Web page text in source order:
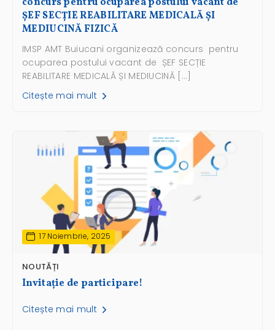
ȘEF SECȚIE REABILITARE MEDICALĂ ȘI
MEDIUCINĂ FIZICĂ
IMSP AMT Buiucani organizează concurs pentru
ocuparea postului vacant de ȘEF SECȚIE
REABILITARE MEDICALĂ ȘI MEDIUCINĂ […]
Citește mai mult
17 Noiembrie, 2025
NOUTĂȚI
Invitație de participare!
Citește mai mult